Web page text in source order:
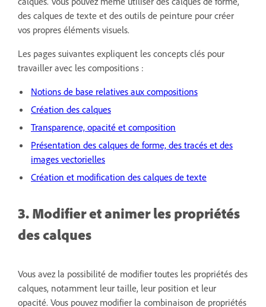
des calques de texte et des outils de peinture pour créer
vos propres éléments visuels.
Les pages suivantes expliquent les concepts clés pour
travailler avec les compositions :
Notions de base relatives aux compositions
Création des calques
Transparence, opacité et composition
Présentation des calques de forme, des tracés et des
images vectorielles
Création et modification des calques de texte
3. Modifier et animer les propriétés
des calques
Vous avez la possibilité de modifier toutes les propriétés des
calques, notamment leur taille, leur position et leur
opacité. Vous pouvez modifier la combinaison de propriétés